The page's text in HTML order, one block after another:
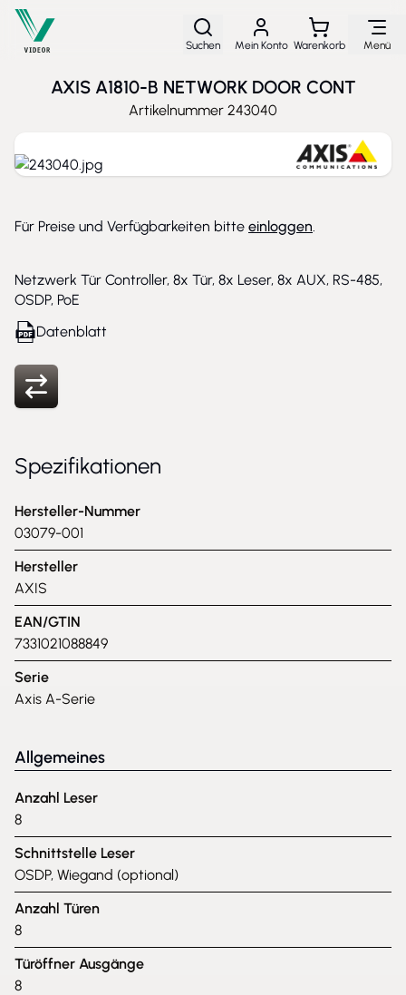
Direkt zum Inhalt
Suchen Mein Konto Warenkorb Menü
AXIS A1810-B NETWORK DOOR CONT
Artikelnummer 243040
Netzwerk Tür Controller, 8x Tür, 8x Leser, 8x AUX, RS-485,
OSDP, PoE
Für Preise und Verfügbarkeiten bitte einloggen.
Datenblatt
Spezifikationen
Hersteller-Nummer
03079-001
Hersteller
AXIS
EAN/GTIN
7331021088849
Serie
Axis A-Serie
Allgemeines
Anzahl Leser
8
Schnittstelle Leser
OSDP, Wiegand (optional)
Anzahl Türen
8
Türöffner Ausgänge
8